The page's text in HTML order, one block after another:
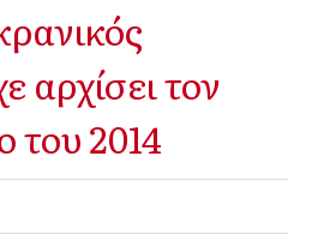
αρχίσει τον
του 2014